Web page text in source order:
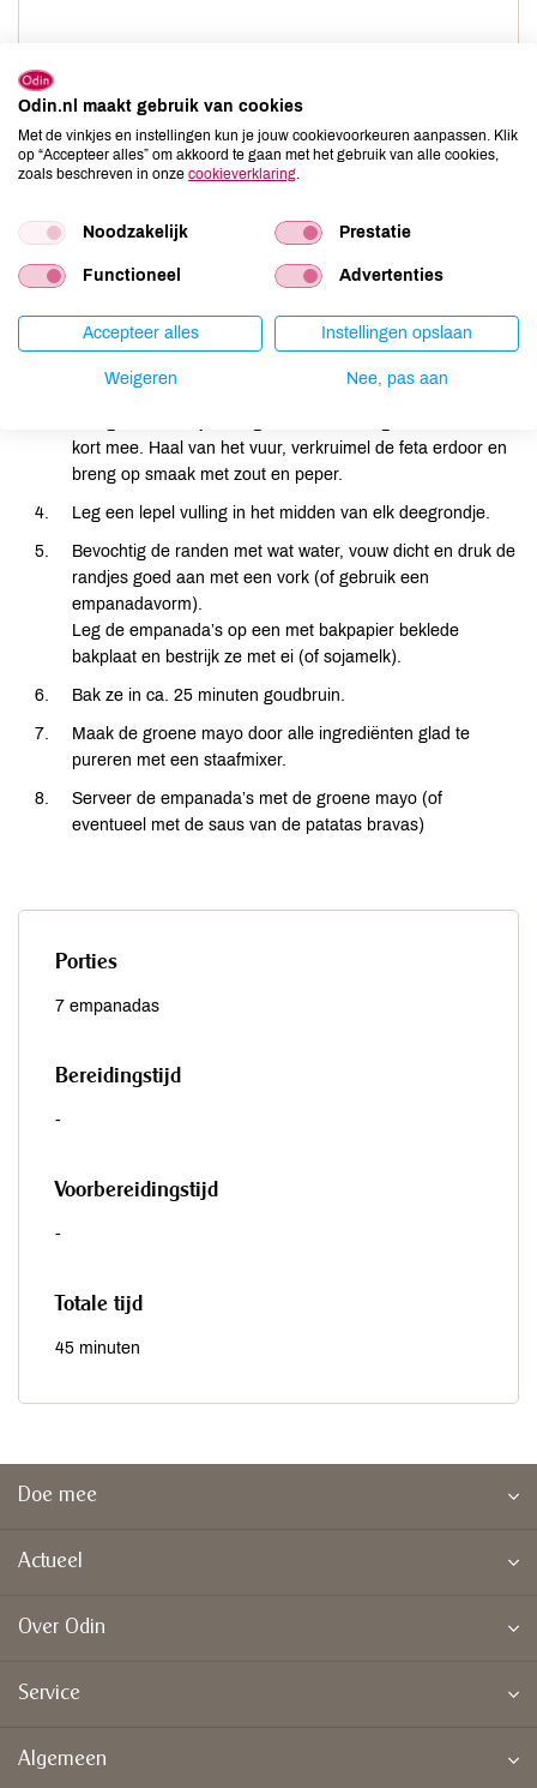
Bereiding
Verwarm de oven voor op 180 °C. Rol het quichedeeg uit
deeg samen, rol uit en steek daar nog extra rondjes uit
(ongeveer 7 stuks totaal).
blokjes en laat de maïs uitlekken.
Verhit een scheutje olie en fruit het sjalotje glazig. Voeg de
kort mee. Haal van het vuur, verkruimel de feta erdoor en
breng op smaak met zout en peper.
Leg een lepel vulling in het midden van elk deegrondje.
Bevochtig de randen met wat water, vouw dicht en druk de
randjes goed aan met een vork (of gebruik een
empanadavorm).
Leg de empanada’s op een met bakpapier beklede
bakplaat en bestrijk ze met ei (of sojamelk).
Bak ze in ca. 25 minuten goudbruin.
Maak de groene mayo door alle ingrediënten glad te
pureren met een staafmixer.
Serveer de empanada’s met de groene mayo (of
eventueel met de saus van de patatas bravas)
Porties
7 empanadas
Bereidingstijd
-
Voorbereidingstijd
-
Totale tijd
45 minuten
Doe mee
Actueel
Over Odin
Service
Algemeen
Odin.nl maakt gebruik van cookies
Met de vinkjes en instellingen kun je jouw cookievoorkeuren aanpassen. Klik
op “Accepteer alles” om akkoord te gaan met het gebruik van alle cookies,
zoals beschreven in onze cookieverklaring
Noodzakelijk Prestatie
Functioneel Advertenties
Accepteer alles Instellingen opslaan
Weigeren Nee, pas aan